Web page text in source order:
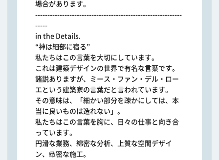
場合があります。
------------------------------------------------------------
-----
in the Details.
“神は細部に宿る”
私たちはこの言葉を大切にしています。
これは建築デザインの世界で有名な言葉です。
諸説ありますが、ミース・ファン・デル・ロー
エという建築家の言葉だと言われています。
その意味は、「細かい部分を疎かにしては、本
当に良いものは造れない」。
私たちはこの言葉を胸に、日々の仕事と向き合
っています。
円滑な業務、綿密な分析、上質な空間デザイ
ン、緻密な施工。